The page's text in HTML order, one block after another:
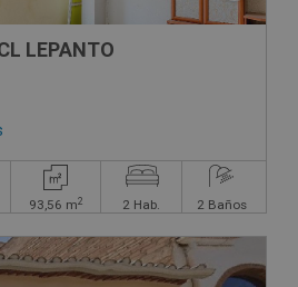
LEPANTO
93,56 m2 2 Hab. 2 Baños